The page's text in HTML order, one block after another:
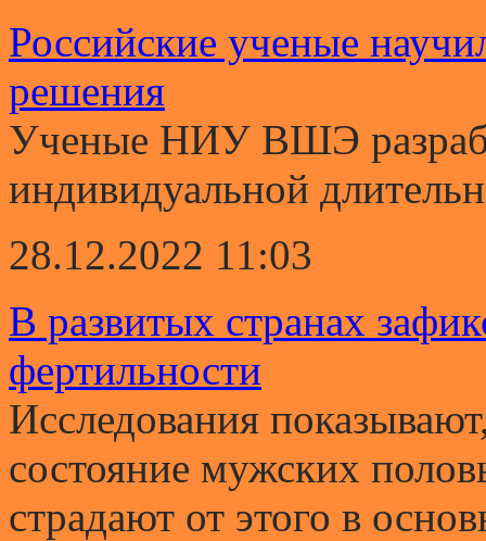
Российские ученые
решения
Ученые НИУ ВШЭ
индивидуальной
28.12.2022 11:03
В развитых странах
фертильности
Исследования
состояние мужских
страдают от этого в